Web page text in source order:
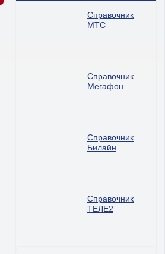
Справочник
МТС
Справочник
Мегафон
Справочник
Билайн
Справочник
ТЕЛЕ2